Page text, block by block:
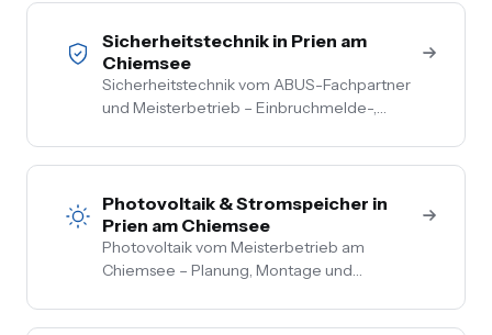
Sicherheitstechnik in Prien am
Chiemsee
Sicherheitstechnik vom ABUS-Fachpartner
und Meisterbetrieb – Einbruchmelde-,
Gewerbekunden im Chiemgau. Kostenlose
Begehung.
Photovoltaik & Stromspeicher in
Prien am Chiemsee
Photovoltaik vom Meisterbetrieb am
Chiemsee – Planung, Montage und
Vor-Ort-Termin, Nullsteuer auf